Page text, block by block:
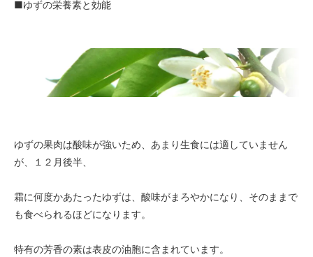
■ゆずの栄養素と効能
ゆずの果肉は酸味が強いため、あまり生食には適していません
が、１２月後半、
霜に何度かあたったゆずは、酸味がまろやかになり、そのままで
も食べられるほどになります。
特有の芳香の素は表皮の油胞に含まれています。